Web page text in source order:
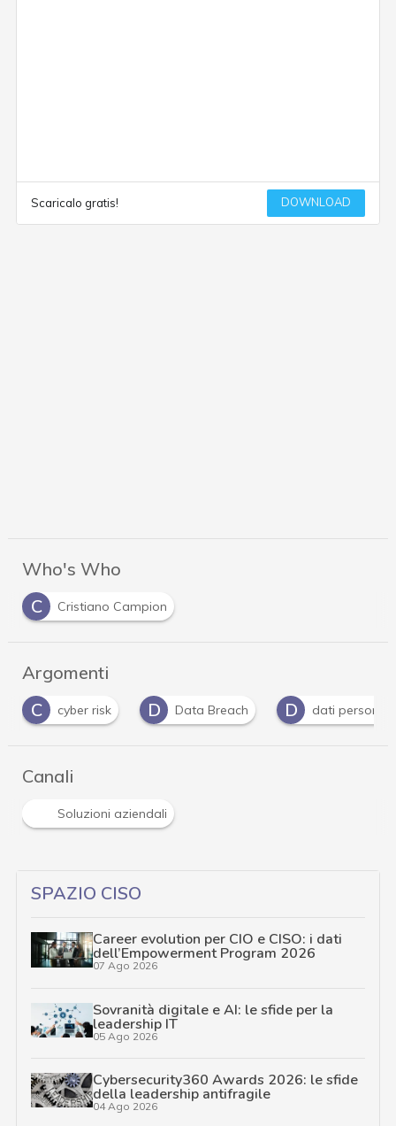
Scaricalo gratis! DOWNLOAD
Who's Who
C
Cristiano Campion
Argomenti
D
Data Breach D dati personali D Direttiva
Canali
Soluzioni aziendali
SPAZIO CISO
Career evolution per CIO e CISO: i dati
dell’Empowerment Program 2026
07 Ago 2026
Sovranità digitale e AI: le sfide per la
leadership IT
05 Ago 2026
Cybersecurity360 Awards 2026: le sfide
della leadership antifragile
04 Ago 2026